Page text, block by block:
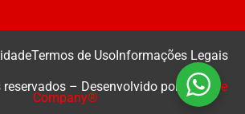
Termos de UsoInformações Legais
– Desenvolvido por Webzoe
Company®